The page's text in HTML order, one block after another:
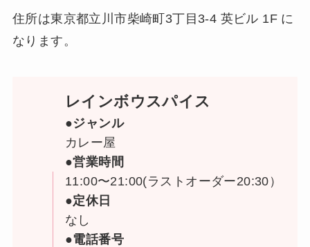
住所は東京都立川市柴崎町3丁目3-4 英ビル 1F に
なります。
レインボウスパイス
●ジャンル
カレー屋
●営業時間
11:00〜21:00(ラストオーダー20:30）
●定休日
なし
●電話番号